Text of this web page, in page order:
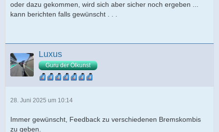
oder dazu gekommen, wird sich aber sicher noch ergeben ...
kann berichten falls gewünscht . . .
Luxus
Guru der Ölkunst
28. Juni 2025 um 10:14
Immer gewünscht, Feedback zu verschiedenen Bremskombis
zu geben.